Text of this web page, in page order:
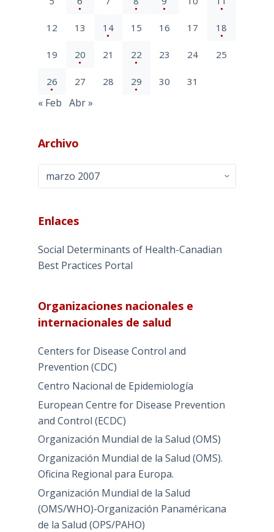
12 13 14 15 16 17 18
19 20 21 22 23 24 25
26 27 28 29 30 31
« Feb Abr »
Archivo
Enlaces
Social Determinants of Health-Canadian
Best Practices Portal
Organizaciones nacionales e
internacionales de salud
Centers for Disease Control and
Prevention (CDC)
Centro Nacional de Epidemiología
European Centre for Disease Prevention
and Control (ECDC)
Organización Mundial de la Salud (OMS)
Organización Mundial de la Salud (OMS).
Oficina Regional para Europa.
Organización Mundial de la Salud
(OMS/WHO)-Organización Panaméricana
de la Salud (OPS/PAHO)